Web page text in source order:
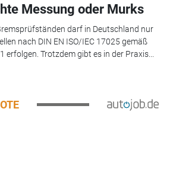
Messung oder Murks
darf in Deutschland nur
nach DIN EN ISO/IEC 17025 gemäß
Trotzdem gibt es in der Praxis...